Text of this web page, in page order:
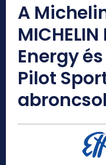
A
Energy és
Pilot